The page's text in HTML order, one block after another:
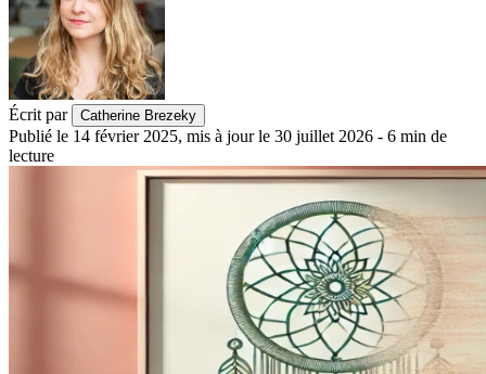
Écrit par Catherine Brezeky
Publié le 14 février 2025, mis à jour le 30 juillet 2026 - 6 min de
lecture